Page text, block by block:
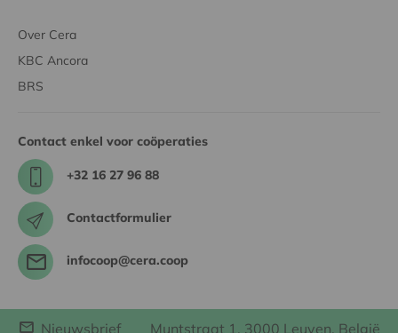
Over Cera
KBC Ancora
BRS
Contact enkel voor coöperaties
+32 16 27 96 88
Contactformulier
infocoop@cera.coop
Nieuwsbrief Muntstraat 1, 3000 Leuven, België